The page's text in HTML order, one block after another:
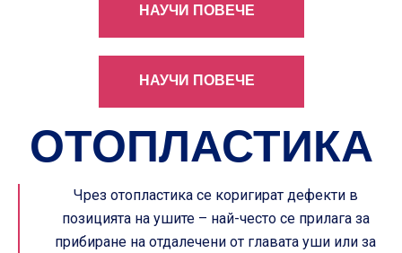
НАУЧИ ПОВЕЧЕ
НАУЧИ ПОВЕЧЕ
ОТОПЛАСТИКА
Чрез отопластика се коригират дефекти в
позицията на ушите – най-често се прилага за
прибиране на отдалечени от главата уши или за